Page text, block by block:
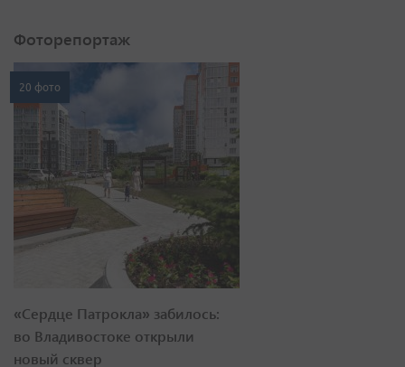
Фоторепортаж
20 фото
«Сердце Патрокла» забилось:
во Владивостоке открыли
новый сквер